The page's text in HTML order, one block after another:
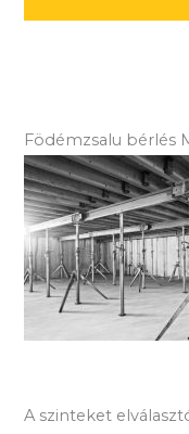
Födémzsalu bérlés
A szinteket